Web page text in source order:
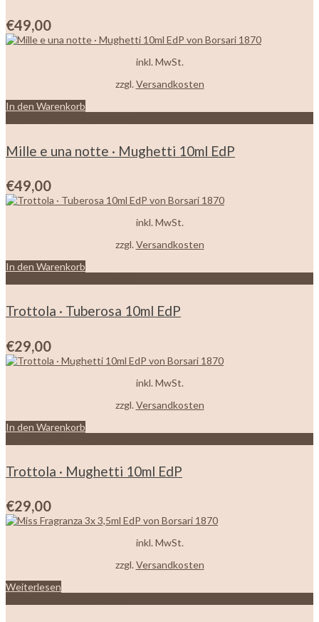
€49,00
inkl. MwSt.
zzgl.Versandkosten
In den Warenkorb
Mille e una notte · Mughetti 10ml EdP
€49,00
inkl. MwSt.
zzgl. Versandkosten
In den Warenkorb
Trottola · Tuberosa 10ml EdP
€29,00
inkl. MwSt.
zzgl. Versandkosten
In den Warenkorb
Trottola · Mughetti 10ml EdP
€29,00
inkl. MwSt.
zzgl. Versandkosten
Weiterlesen